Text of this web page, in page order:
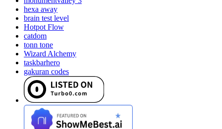
hexa away
brain test level
Hotpot Flow
catdom
tonn tone
Wizard Alchemy
taskbarhero
gakuran codes